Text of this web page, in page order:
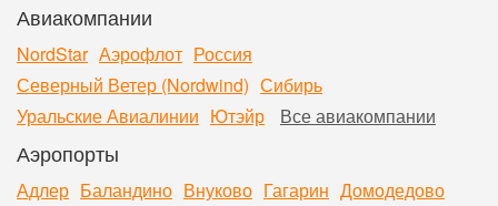
Авиакомпании
NordStar Аэрофлот Россия
Северный Ветер (Nordwind) Сибирь
Уральские Авиалинии Ютэйр Все авиакомпании
Аэропорты
Адлер Баландино Внуково Гагарин Домодедово